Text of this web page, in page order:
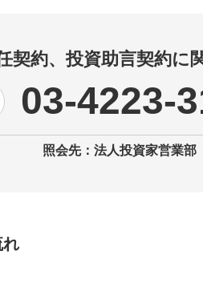
契約、投資助言契約に
03-4223-
照会先：法人投資家営業部
れ